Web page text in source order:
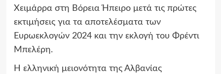
Χειμάρρα στη Βόρεια Ήπειρο μετά τις πρώτες
εκτιμήσεις για τα αποτελέσματα των
Ευρωεκλογών 2024 και την εκλογή του Φρέντι
Μπελέρη.
Η ελληνική μειονότητα της Αλβανίας